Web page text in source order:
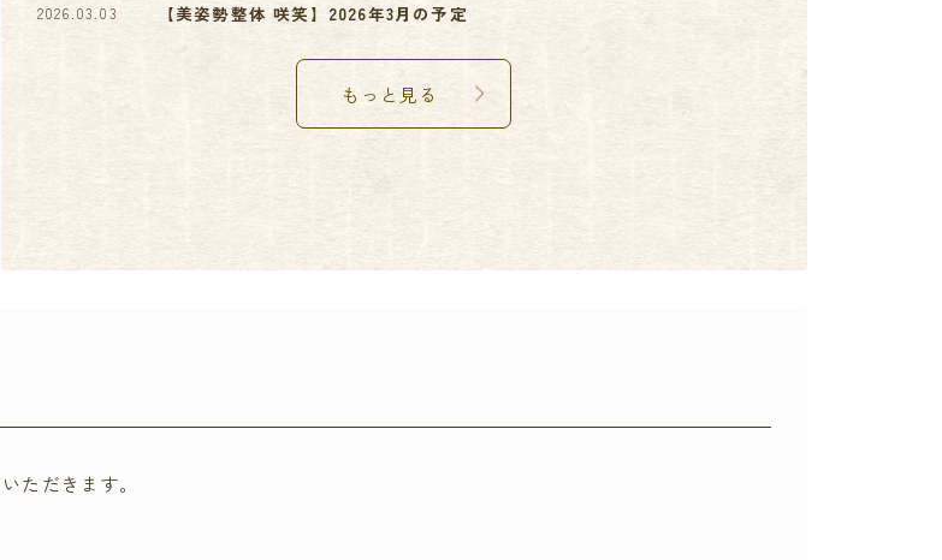
【美姿勢整体 咲笑】2026年3月の予定
2026.03.03
もっと見る
ただきます。